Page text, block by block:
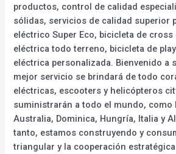
productos, control de calidad
sólidas, servicios de calidad superior
eléctrico Super Eco, bicicleta de
eléctrica todo terreno, bicicleta de
eléctrica personalizada. Bienvenido a
mejor servicio se brindará de todo
eléctricas, escooters y helicópteros
suministrarán a todo el mundo, como
Australia, Dominica, Hungría, Italia y
tanto, estamos construyendo y
triangular y la cooperación